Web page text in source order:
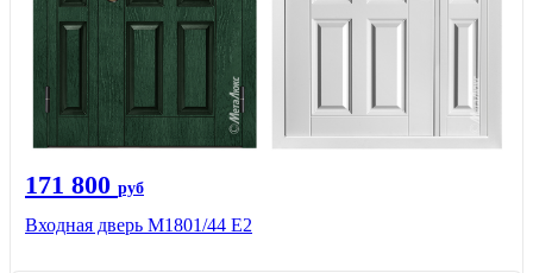
171 800 руб
Входная дверь М1801/44 Е2